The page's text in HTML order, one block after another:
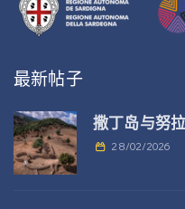
最新帖子
撒丁岛与努
28/02/2026